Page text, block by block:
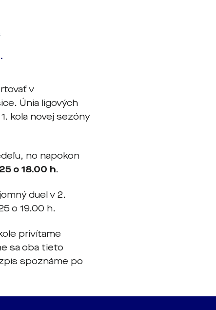
v
Únia ligových
kola novej sezóny
no napokon
o 18.00 h.
duel v 2.
o 19.00 h.
privítame
sa oba tieto
spoznáme po